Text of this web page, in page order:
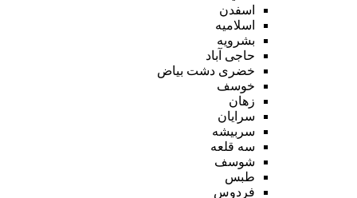
اسفدن
اسلامیه
بشرویه
حاجی آباد
خضری دشت بیاض
خوسف
زهان
سرایان
سربیشه
سه قلعه
شوسف
طبس
فردوس